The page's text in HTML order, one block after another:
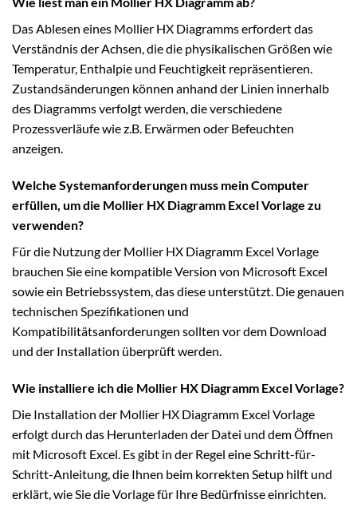
Das Ablesen eines Mollier HX Diagramms erfordert das
Verständnis der Achsen, die die physikalischen Größen wie
Temperatur, Enthalpie und Feuchtigkeit repräsentieren.
Zustandsänderungen können anhand der Linien innerhalb
des Diagramms verfolgt werden, die verschiedene
Prozessverläufe wie z.B. Erwärmen oder Befeuchten
anzeigen.
Welche Systemanforderungen muss mein Computer
erfüllen, um die Mollier HX Diagramm Excel Vorlage zu
verwenden?
Für die Nutzung der Mollier HX Diagramm Excel Vorlage
brauchen Sie eine kompatible Version von Microsoft Excel
sowie ein Betriebssystem, das diese unterstützt. Die genauen
technischen Spezifikationen und
Kompatibilitätsanforderungen sollten vor dem Download
und der Installation überprüft werden.
Wie installiere ich die Mollier HX Diagramm Excel Vorlage?
Die Installation der Mollier HX Diagramm Excel Vorlage
erfolgt durch das Herunterladen der Datei und dem Öffnen
mit Microsoft Excel. Es gibt in der Regel eine Schritt-für-
Schritt-Anleitung, die Ihnen beim korrekten Setup hilft und
erklärt, wie Sie die Vorlage für Ihre Bedürfnisse einrichten.